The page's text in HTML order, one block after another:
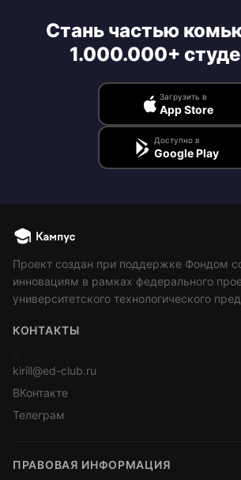
Стань частью
1.000.000+
Загрузить в
App Store
Доступно в
Google Play
Проект создан при поддержке Фондом
инновациям в рамках федерального
университетского технологического
КОНТАКТЫ
>
kirill@ed-club.ru
ВКонтакте
Телеграм
ПРАВОВАЯ ИНФОРМАЦИЯ